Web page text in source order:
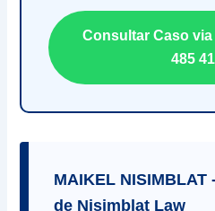
Consultar Caso
485
MAIKEL
de Nisimblat Law